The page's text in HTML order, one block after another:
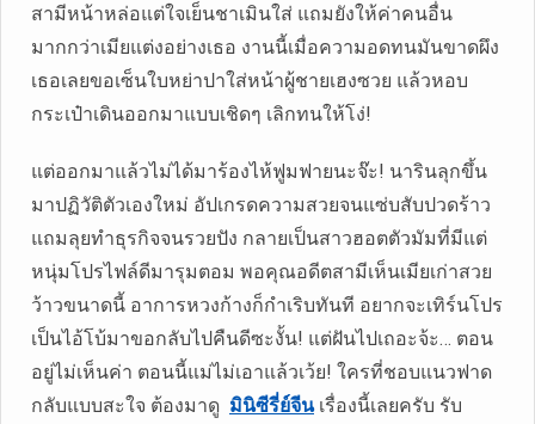
สามีหน้าหล่อแต่ใจเย็นชาเมินใส่ แถมยังให้ค่าคนอื่น
มากกว่าเมียแต่งอย่างเธอ งานนี้เมื่อความอดทนมันขาดผึง
เธอเลยขอเซ็นใบหย่าปาใส่หน้าผู้ชายเฮงซวย แล้วหอบ
กระเป๋าเดินออกมาแบบเชิดๆ เลิกทนให้โง่!
แต่ออกมาแล้วไม่ได้มาร้องไห้ฟูมฟายนะจ๊ะ! นารินลุกขึ้น
มาปฏิวัติตัวเองใหม่ อัปเกรดความสวยจนแซ่บสับปวดร้าว
แถมลุยทำธุรกิจจนรวยปัง กลายเป็นสาวฮอตตัวมัมที่มีแต่
หนุ่มโปรไฟล์ดีมารุมตอม พอคุณอดีตสามีเห็นเมียเก่าสวย
ว้าวขนาดนี้ อาการหวงก้างก็กำเริบทันที อยากจะเทิร์นโปร
เป็นไอ้โบ้มาขอกลับไปคืนดีซะงั้น! แต่ฝันไปเถอะจ้ะ… ตอน
อยู่ไม่เห็นค่า ตอนนี้แม่ไม่เอาแล้วเว้ย! ใครที่ชอบแนวฟาด
กลับแบบสะใจ ต้องมาดู มินิซีรี่ย์จีนเรื่องนี้เลยครับ รับ